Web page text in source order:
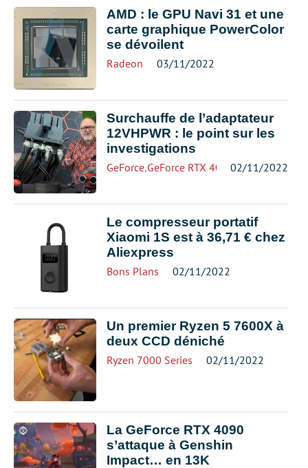
AMD : le GPU Navi 31 et une
carte graphique PowerColor
se dévoilent
Radeon 03/11/2022
Surchauffe de l’adaptateur
12VHPWR : le point sur les
investigations
GeForce,GeForce RTX 4000,NVIDIA
02/11/2022
Le compresseur portatif
Xiaomi 1S est à 36,71 € chez
Aliexpress
Bons Plans 02/11/2022
Un premier Ryzen 5 7600X à
deux CCD déniché
Ryzen 7000 Series 02/11/2022
La GeForce RTX 4090
s’attaque à Genshin
Impact… en 13K